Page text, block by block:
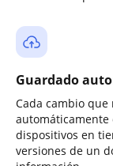
Guardado
Cada cambio
automáticamente
dispositivos en
versiones de un